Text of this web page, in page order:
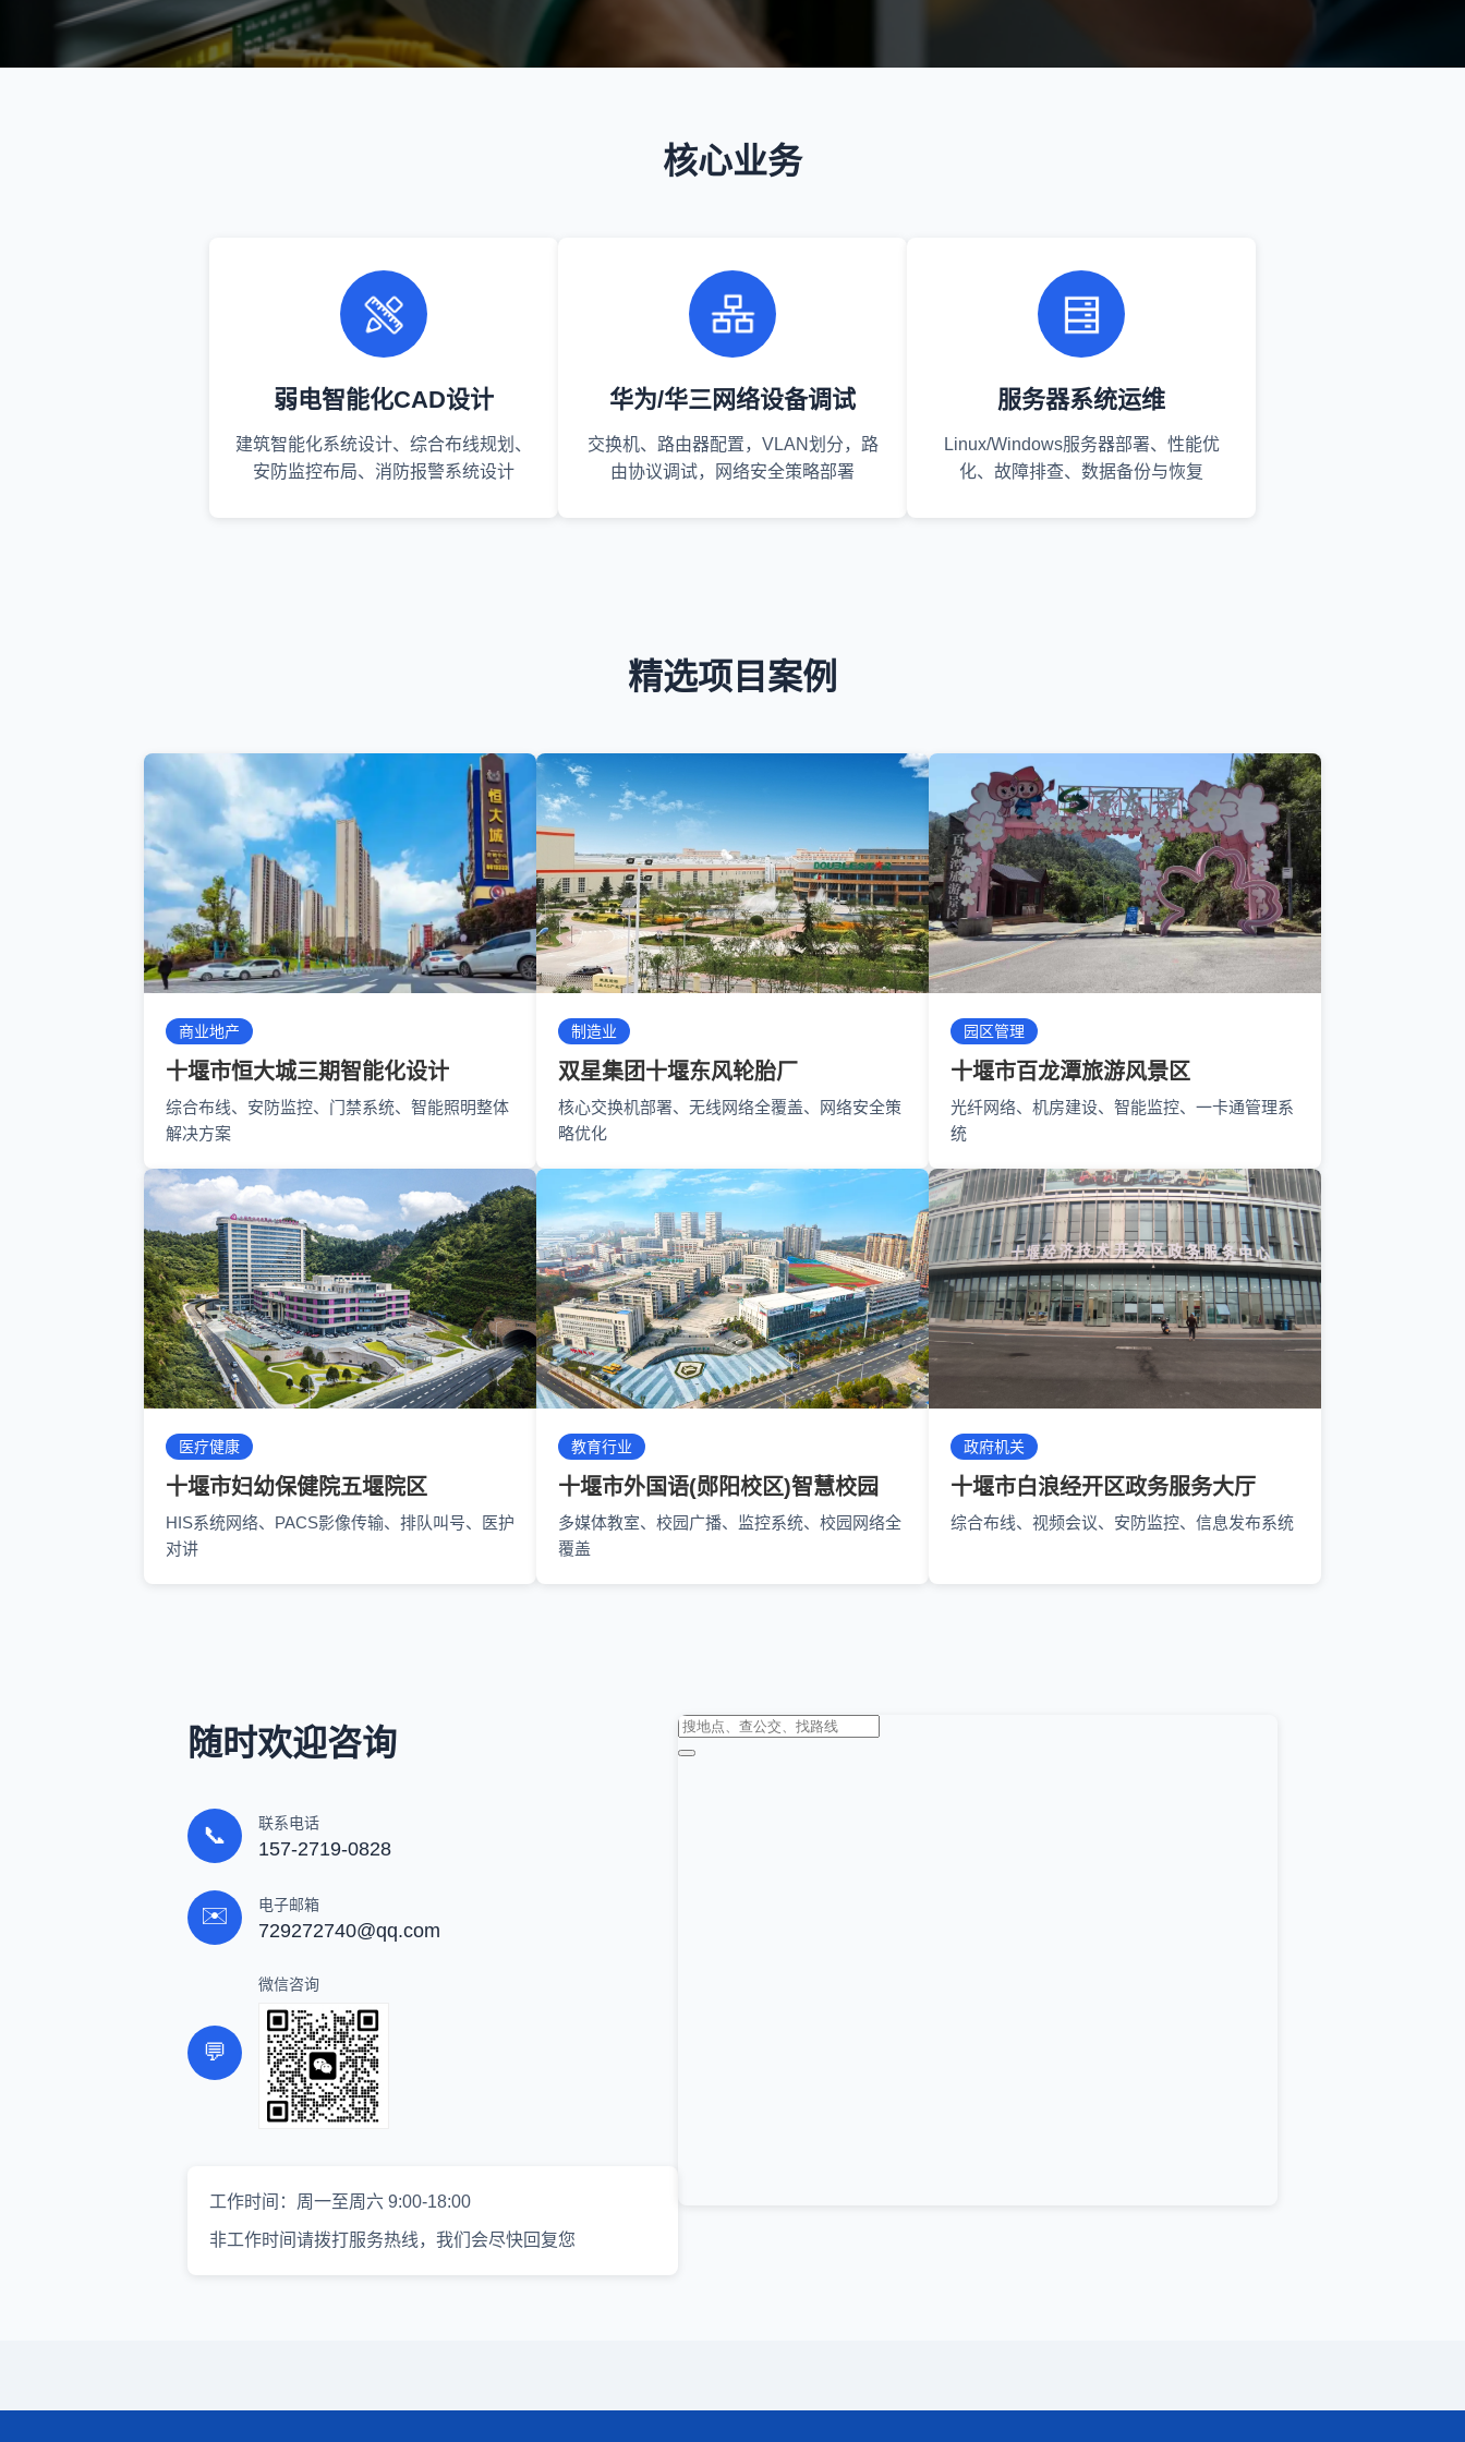
核心业务
弱电智能化CAD设计
建筑智能化系统设计、综合布线规划、
安防监控布局、消防报警系统设计
华为/华三网络设备调试
交换机、路由器配置，VLAN划分，路
由协议调试，网络安全策略部署
服务器系统运维
Linux/Windows服务器部署、性能优
化、故障排查、数据备份与恢复
精选项目案例
商业地产
十堰市恒大城三期智能化设计
综合布线、安防监控、门禁系统、智能照明整体
解决方案
制造业
双星集团十堰东风轮胎厂
核心交换机部署、无线网络全覆盖、网络安全策
略优化
园区管理
十堰市百龙潭旅游风景区
光纤网络、机房建设、智能监控、一卡通管理系
统
医疗健康
十堰市妇幼保健院五堰院区
HIS系统网络、PACS影像传输、排队叫号、医护
对讲
教育行业
十堰市外国语(郧阳校区)智慧校园
多媒体教室、校园广播、监控系统、校园网络全
覆盖
政府机关
十堰市白浪经开区政务服务大厅
综合布线、视频会议、安防监控、信息发布系统
随时欢迎咨询
📞 联系电话
157-2719-0828
✉️ 电子邮箱
729272740@qq.com
💬
微信咨询
工作时间：周一至周六 9:00-18:00
非工作时间请拨打服务热线，我们会尽快回复您